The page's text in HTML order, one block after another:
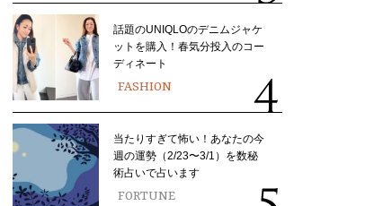
話題のUNIQLOのデニムジャケ
ットを購入！春気分投入のコー
ディネート
FASHION
当たりすぎて怖い！あなたの今
週の運勢（2/23〜3/1）を数秘
術占いで占います
FORTUNE